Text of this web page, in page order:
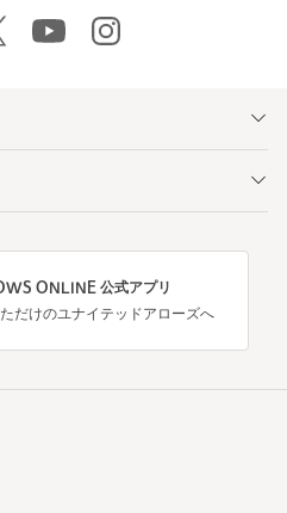
ONLINE 公式アプリ
だけのユナイテッドアローズへ